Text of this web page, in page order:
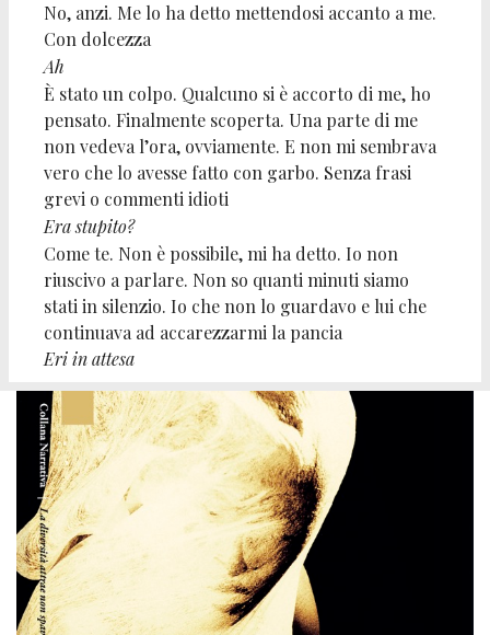
No, anzi. Me lo ha detto mettendosi accanto a me.
Con dolcezza
Ah
È stato un colpo. Qualcuno si è accorto di me, ho
pensato. Finalmente scoperta. Una parte di me
non vedeva l’ora, ovviamente. E non mi sembrava
vero che lo avesse fatto con garbo. Senza frasi
grevi o commenti idioti
Era stupito?
Come te. Non è possibile, mi ha detto. Io non
riuscivo a parlare. Non so quanti minuti siamo
stati in silenzio. Io che non lo guardavo e lui che
continuava ad accarezzarmi la pancia
Eri in attesa